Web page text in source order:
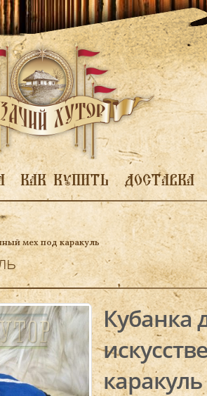
КАК КУПИТЬ ДОСТАВКА
мех под каракуль
Кубанка
каракуль